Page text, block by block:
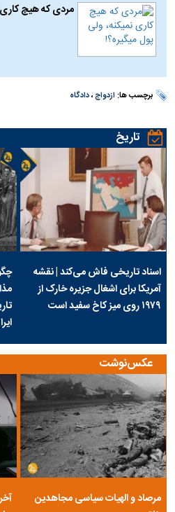
مردی که هیچ کاری
برچسب ها: ازدواج،دادگاه
تاریخ
اسناد تاریخی فاش می‌کند | نقشه
آمریکا برای اشغال جزیره خارک از
۱۹۷۹ روی میز کاخ سفید است
عکس‌نوشت
مرصاد و الهیات سیاسی مجاهدین